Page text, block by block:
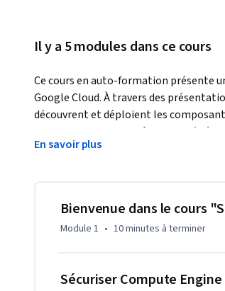
Il y a 5 modules dans ce cours
Ce cours en auto-formation présente
Google Cloud. À travers des
découvrent et déploient les
technologies de contrôle des accès à
par le client, les contrôles d'accès aux
En savoir plus
Bienvenue dans le cours
Module 1 • 10 minutes à terminer
Sécuriser Compute